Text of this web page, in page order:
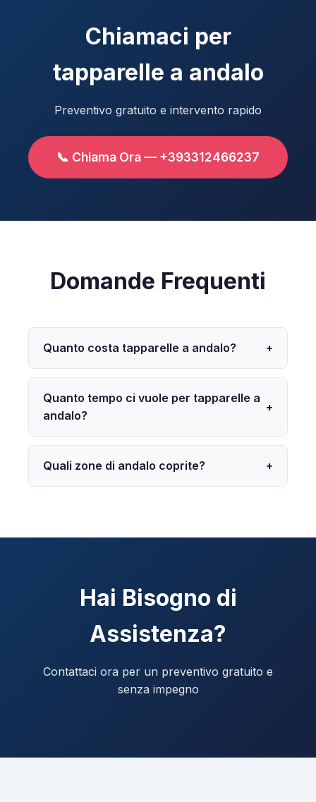
Chiamaci per
tapparelle a andalo
Preventivo gratuito e intervento rapido
📞 Chiama Ora — +393312466237
Domande Frequenti
Quanto costa tapparelle a andalo? +
Quanto tempo ci vuole per tapparelle a
andalo?
+
Quali zone di andalo coprite? +
Hai Bisogno di
Assistenza?
Contattaci ora per un preventivo gratuito e
senza impegno